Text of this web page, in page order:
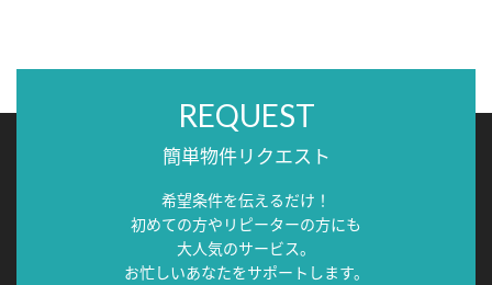
REQUEST
簡単物件リクエスト
希望条件を伝えるだけ！
初めての方やリピーターの方にも
大人気のサービス。
お忙しいあなたをサポートします。